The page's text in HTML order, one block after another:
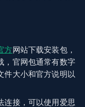
方网站下载安装包，
，官网包通常有数字
件大小和官方说明以
连接，可以使用爱思